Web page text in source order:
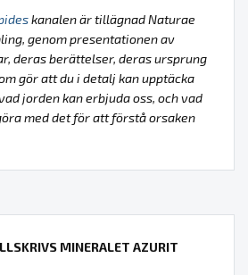
kanalen är tillägnad Naturae
genom presentationen av
deras berättelser, deras ursprung
gör att du i detalj kan upptäcka
jorden kan erbjuda oss, och vad
med det för att förstå orsaken
MINERALET AZURIT